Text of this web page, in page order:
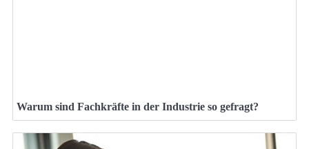
Warum sind Fachkräfte in der Industrie so gefragt?